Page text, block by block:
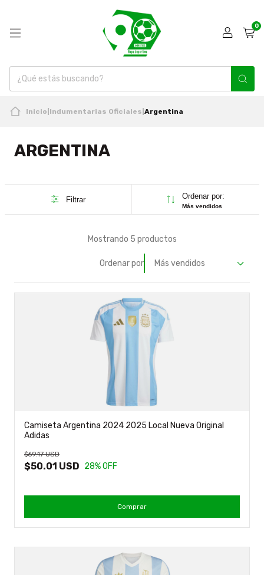
0
Inicio Indumentarias Oficiales Argentina
ARGENTINA
Filtrar Ordenar por:
Más vendidos
Mostrando 5 productos
Ordenar por
Camiseta Argentina 2024 2025 Local Nueva Original
Adidas
$50.01 USD
$69.17 USD
28% OFF
Comprar